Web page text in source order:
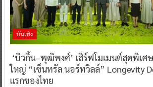
บันเทิง
‘บิวกิ้น–พุฒิพงศ์’ เสิร์ฟโมเมนต์สุดพิเศ
ใหญ่ “เซ็นทรัล นอร์ทวิลล์” Longevity
แรกของไทย